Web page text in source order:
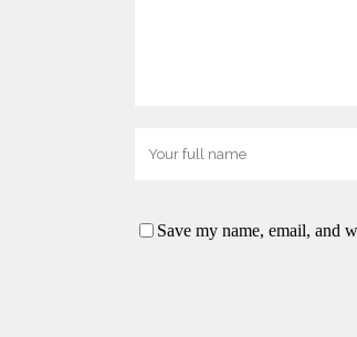
Save my name, email, and